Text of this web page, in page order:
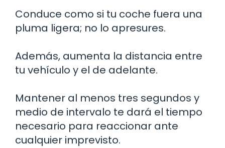
Conduce como si tu coche fuera una
pluma ligera; no lo apresures.
Además, aumenta la distancia entre
tu vehículo y el de adelante.
Mantener al menos tres segundos y
medio de intervalo te dará el tiempo
necesario para reaccionar ante
cualquier imprevisto.